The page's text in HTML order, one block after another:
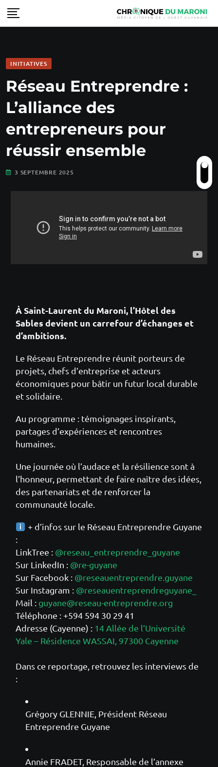
INITIATIVES
Réseau Entreprendre :
L’alliance des
entrepreneurs pour
réussir ensemble
3 SEPTEMBRE 2025
À Saint-Laurent du Maroni, l’Hôtel des
Sables devient un carrefour d’échanges et
d’ambitions.
Le Réseau Entreprendre réunit porteurs de
projets, chefs d’entreprise et acteurs
économiques pour bâtir un futur local durable
et solidaire.
Au programme : témoignages inspirants,
partages d’expériences et rencontres
humaines.
Une journée où l’audace et la résilience sont à
l’honneur, permettant de faire naître des idées,
des partenariats et de renforcer la
communauté locale.
+ d’infos sur le Réseau Entreprendre Guyane
:
LinkTree : @reseau_entreprendre_guyane
Sur LinkedIn : @re-guyane
Sur Facebook : @reseauentreprendre.guyane
Sur Instagram : @reseauentreprendreguyane_
Mail : guyane@reseau-entreprendre.org
Téléphone : +594 594 30 29 41
Adresse (Cayenne) : 14 Allée de l’Université
Yale – Résidence WASSAI, 97300 Cayenne
Dans ce reportage, retrouvez les interviews de
:
Grégory GLENNIE, Président Réseau
Entreprendre Guyane
Annie FRADET, Responsable de l’annexe